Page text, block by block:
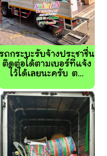
ถกระบะรับจ้างประชาชื่น
ติดต่อได้ตามเบอร์ที่แจ้ง
ไว้ได้เลยนะครับ ต...